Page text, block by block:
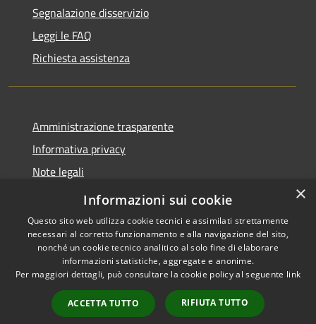
Segnalazione disservizio
Leggi le FAQ
Richiesta assistenza
Amministrazione trasparente
Informativa privacy
Note legali
Dichiarazione di accessibilità
Accessibilità
Copyright © 2026 • Comune di
Spinone al Lago • Powered by
Municipium•
Accesso
redazione
×
Informazioni sui cookie
Questo sito web utilizza cookie tecnici e assimilati strettamente
necessari al corretto funzionamento e alla navigazione del sito,
nonché un cookie tecnico analitico al solo fine di elaborare
informazioni statistiche, aggregate e anonime.
Per maggiori dettagli, può consultare la cookie policy al seguente link
ACCETTA TUTTO RIFIUTA TUTTO